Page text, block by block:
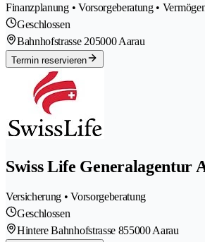
Finanzplanung • Vorsorgeberatung •
Geschlossen
Bahnhofstrasse 205000 Aarau
Termin reservieren
Swiss Life Generalagentur
Versicherung • Vorsorgeberatung
Geschlossen
Hintere Bahnhofstrasse 855000 Aarau